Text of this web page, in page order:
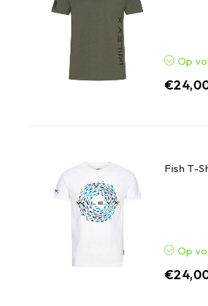
Op
€
Fish T-
Op
€